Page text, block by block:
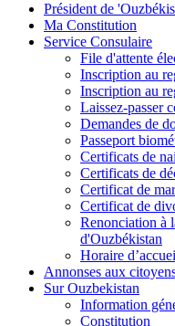
Président de
Ma Constitution
Service Consulaire
File d'attente
Inscription au
Inscription au
Laissez-passer
Demandes de
Passeport
Certificats de
Certificats de
Certificat de
Certificat de
Renonciation à
d'Ouzbékistan
Horaire
Annonses aux
Sur Ouzbekistan
Information
Constitution